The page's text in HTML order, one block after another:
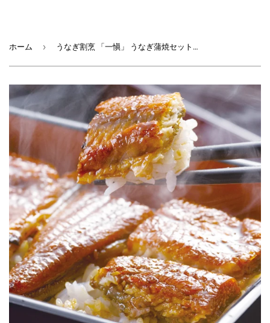
ホーム › うなぎ割烹 「一愼」 うなぎ蒲焼セット【2640-0047】